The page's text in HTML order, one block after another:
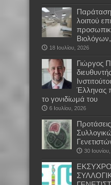
λοιπού
18 Ιουλίου, 2026
Γιώργος
Έλληνας
το γονιδίωμά του
6 Ιουλίου, 2026
30